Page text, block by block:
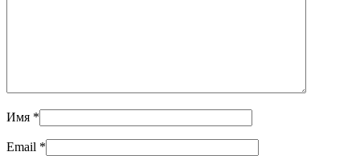
Имя *
Email *